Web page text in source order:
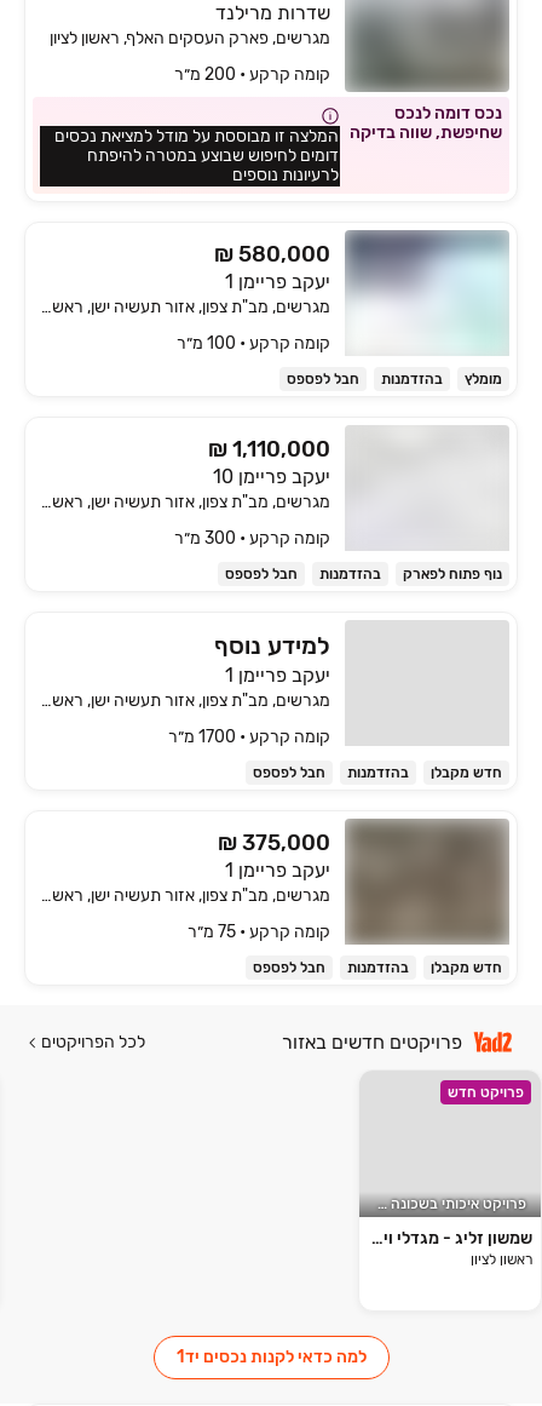
שדרות מרילנד
מגרשים, פארק העסקים האלף, ראשון לציון
קומה ‎קרקע‏ • 200 מ״ר
נכס דומה לנכס
שחיפשת, שווה בדיקה
המלצה זו מבוססת על מודל למציאת נכסים
דומים לחיפוש שבוצע במטרה להיפתח
לרעיונות נוספים
₪ 580,000
יעקב פריימן 1
מגרשים, מב"ת צפון, אזור תעשיה ישן, ראשון לציון
קומה ‎קרקע‏ • 100 מ״ר
מומלץ בהזדמנות חבל לפספס
₪ 1,110,000
יעקב פריימן 10
מגרשים, מב"ת צפון, אזור תעשיה ישן, ראשון לציון
קומה ‎קרקע‏ • 300 מ״ר
נוף פתוח לפארק בהזדמנות חבל לפספס
למידע נוסף
יעקב פריימן 1
מגרשים, מב"ת צפון, אזור תעשיה ישן, ראשון לציון
קומה ‎קרקע‏ • 1700 מ״ר
חדש מקבלן בהזדמנות חבל לפספס
₪ 375,000
יעקב פריימן 1
מגרשים, מב"ת צפון, אזור תעשיה ישן, ראשון לציון
קומה ‎קרקע‏ • 75 מ״ר
חדש מקבלן בהזדמנות חבל לפספס
פרויקטים חדשים באזור לכל הפרויקטים
פרויקט חדש
פרויקט איכותי בשכונה חדשה
שמשון זליג - מגדלי וילאז'
ראשון לציון
למה כדאי לקנות נכסים יד1